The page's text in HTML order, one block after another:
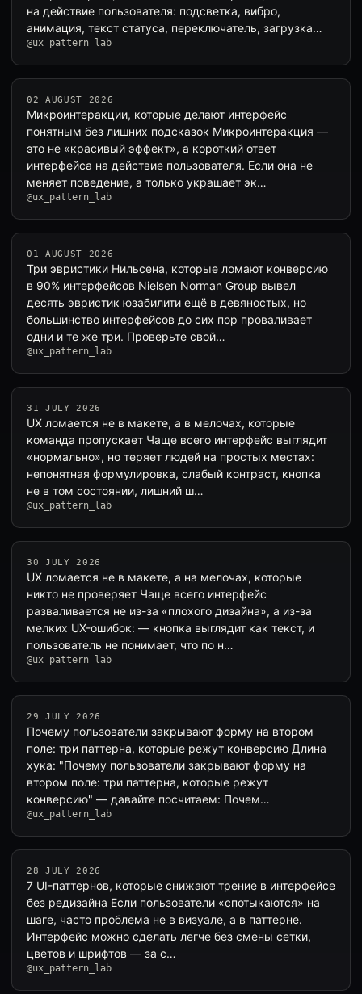
на действие пользователя: подсветка, вибро,
анимация, текст статуса, переключатель, загрузка…
@ux_pattern_lab
02 AUGUST 2026
Микроинтеракции, которые делают интерфейс
понятным без лишних подсказок Микроинтеракция —
это не «красивый эффект», а короткий ответ
интерфейса на действие пользователя. Если она не
меняет поведение, а только украшает эк…
@ux_pattern_lab
01 AUGUST 2026
Три эвристики Нильсена, которые ломают конверсию
в 90% интерфейсов Nielsen Norman Group вывел
десять эвристик юзабилити ещё в девяностых, но
большинство интерфейсов до сих пор проваливает
одни и те же три. Проверьте свой…
@ux_pattern_lab
31 JULY 2026
UX ломается не в макете, а в мелочах, которые
команда пропускает Чаще всего интерфейс выглядит
«нормально», но теряет людей на простых местах:
непонятная формулировка, слабый контраст, кнопка
не в том состоянии, лишний ш…
@ux_pattern_lab
30 JULY 2026
UX ломается не в макете, а на мелочах, которые
никто не проверяет Чаще всего интерфейс
разваливается не из-за «плохого дизайна», а из-за
мелких UX-ошибок: — кнопка выглядит как текст, и
пользователь не понимает, что по н…
@ux_pattern_lab
29 JULY 2026
Почему пользователи закрывают форму на втором
поле: три паттерна, которые режут конверсию Длина
хука: "Почему пользователи закрывают форму на
втором поле: три паттерна, которые режут
конверсию" — давайте посчитаем: Почем…
@ux_pattern_lab
28 JULY 2026
7 UI-паттернов, которые снижают трение в интерфейсе
без редизайна Если пользователи «спотыкаются» на
шаге, часто проблема не в визуале, а в паттерне.
Интерфейс можно сделать легче без смены сетки,
цветов и шрифтов — за с…
@ux_pattern_lab